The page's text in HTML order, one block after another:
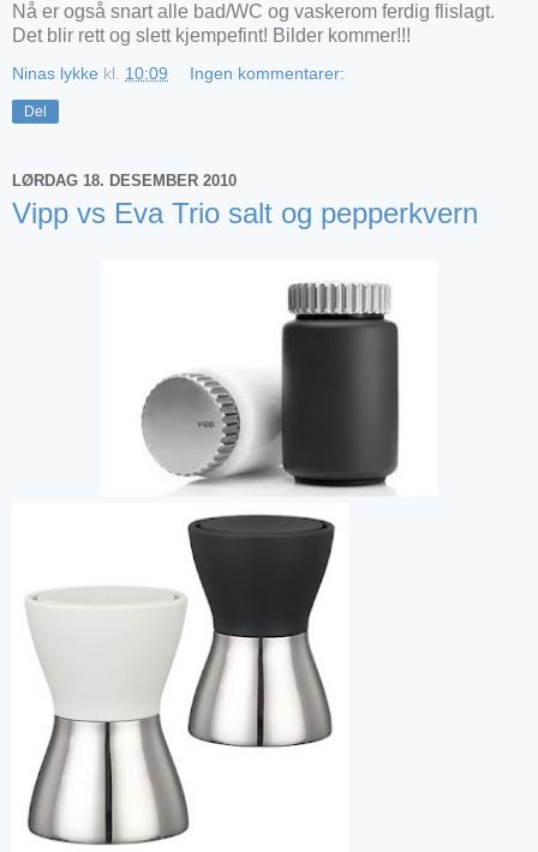
Nå er også snart alle bad/WC og vaskerom ferdig flislagt.
Det blir rett og slett kjempefint! Bilder kommer!!!
Ninas lykke kl. 10:09 Ingen kommentarer:
Del
LØRDAG 18. DESEMBER 2010
Vipp vs Eva Trio salt og pepperkvern